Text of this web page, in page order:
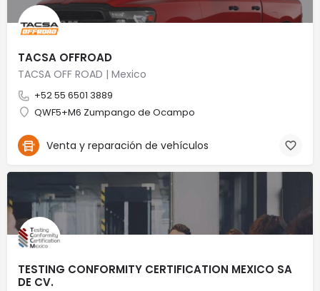
TACSA OFFROAD
TACSA OFF ROAD | Mexico
+52 55 6501 3889
QWF5+M6 Zumpango de Ocampo
Venta y reparación de vehículos
TESTING CONFORMITY CERTIFICATION MEXICO SA
DE CV.